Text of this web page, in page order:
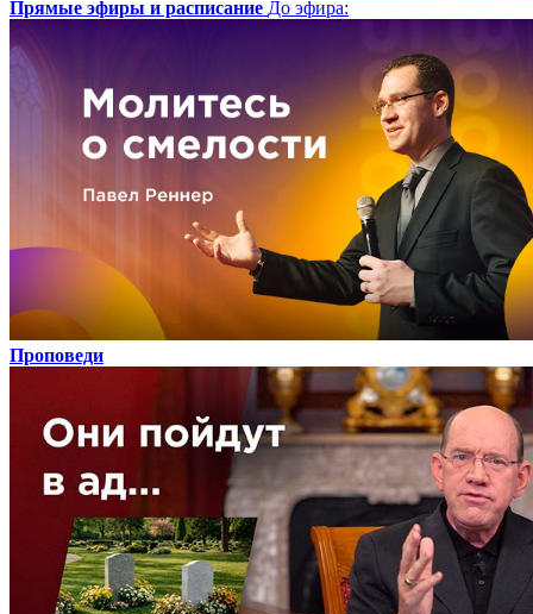
Прямые эфиры и расписание До эфира:
Проповеди